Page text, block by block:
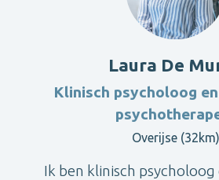
Laura De
Klinisch psycholoog
Overijse (32km)
Ik ben klinisch